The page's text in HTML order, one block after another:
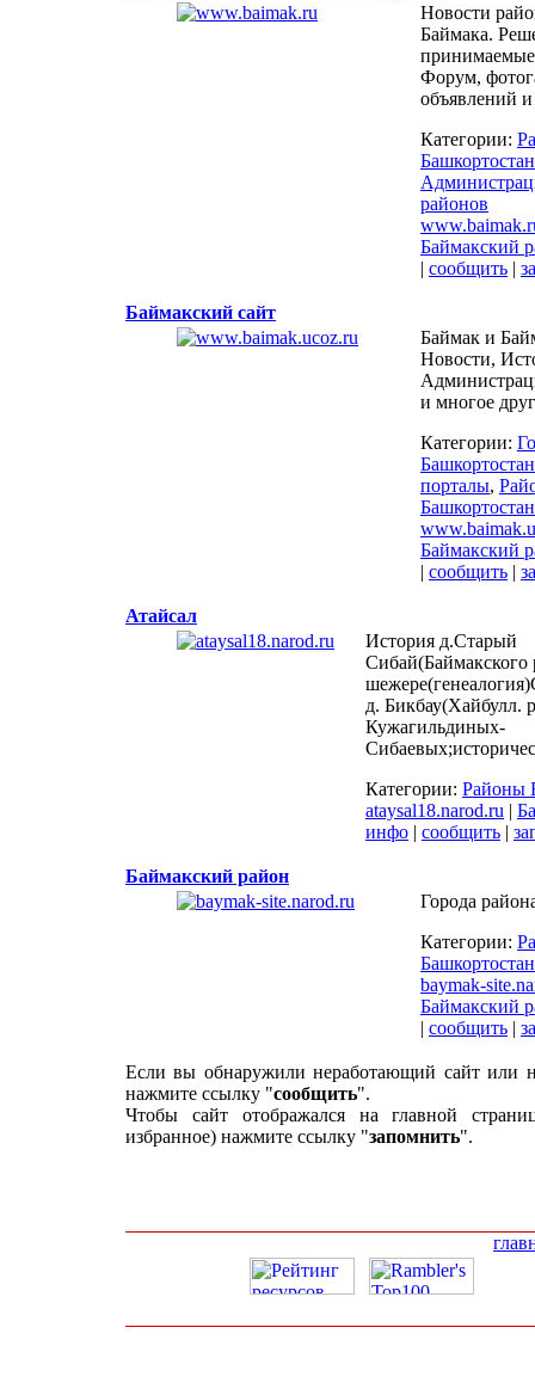
Новости
Баймака.
Форум,
объявлений
Категории:
районов
Баймакский
| сообщить |
Баймакский сайт
Баймак и
Новости,
и многое
Категории:
порталы,
Баймакский
| сообщить |
Атайсал
История д.Старый
Сибай(Баймакского
д. Бикбау(Хайбулл.
Кужагильдиных-
Категории: Районы
ataysal18.narod.ru |
инфо | сообщить |
Баймакский район
Города
Категории:
baymak-
Баймакский
| сообщить |
Если вы обнаружили неработающий сайт или
нажмите ссылку "сообщить".
Чтобы сайт отображался на главной
избранное) нажмите ссылку "запомнить".